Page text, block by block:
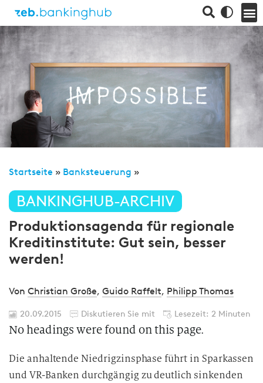
Startseite » Banksteuerung »
BANKINGHUB-ARCHIV
Produktionsagenda für regionale
Kreditinstitute: Gut sein, besser
werden!
Von Christian Große, Guido Raffelt, Philipp Thomas
20.09.2015 Diskutieren Sie mit Lesezeit: 2 Minuten
No headings were found on this page.
Die anhaltende Niedrigzinsphase führt in Sparkassen
und VR-Banken durchgängig zu deutlich sinkenden